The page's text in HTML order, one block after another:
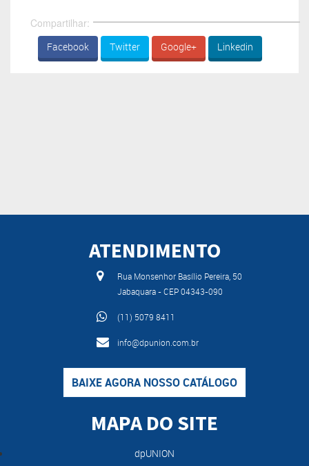
Compartilhar:
Facebook Twitter Google+ Linkedin
ATENDIMENTO
Rua Monsenhor Basílio Pereira, 50
Jabaquara - CEP 04343-090
(11) 5079 8411
info@dpunion.com.br
BAIXE AGORA NOSSO CATÁLOGO
MAPA DO SITE
dpUNION